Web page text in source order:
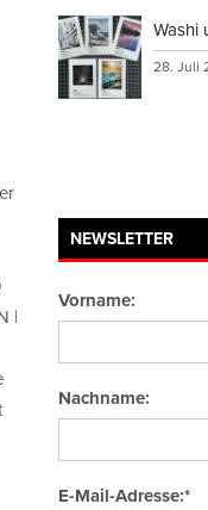
|
Washi
28. Juli
NEWSLETTER
Vorname:
Nachname:
E-Mail-Adresse:*